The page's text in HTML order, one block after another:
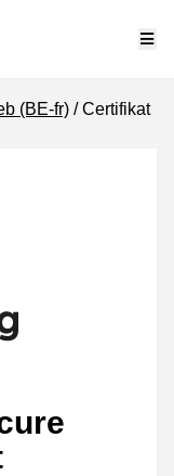
(BE-fr) Certifikat